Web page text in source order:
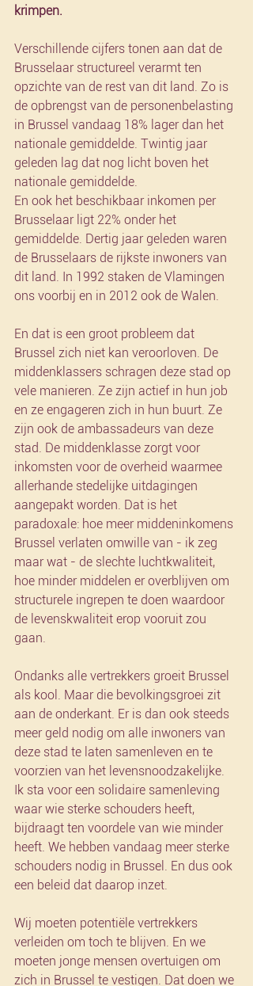
krimpen.
Verschillende cijfers tonen aan dat de
Brusselaar structureel verarmt ten
opzichte van de rest van dit land. Zo is
de opbrengst van de personenbelasting
in Brussel vandaag 18% lager dan het
nationale gemiddelde. Twintig jaar
geleden lag dat nog licht boven het
nationale gemiddelde.
En ook het beschikbaar inkomen per
Brusselaar ligt 22% onder het
gemiddelde. Dertig jaar geleden waren
de Brusselaars de rijkste inwoners van
dit land. In 1992 staken de Vlamingen
ons voorbij en in 2012 ook de Walen.
En dat is een groot probleem dat
Brussel zich niet kan veroorloven. De
middenklassers schragen deze stad op
vele manieren. Ze zijn actief in hun job
en ze engageren zich in hun buurt. Ze
zijn ook de ambassadeurs van deze
stad. De middenklasse zorgt voor
inkomsten voor de overheid waarmee
allerhande stedelijke uitdagingen
aangepakt worden. Dat is het
paradoxale: hoe meer middeninkomens
Brussel verlaten omwille van - ik zeg
maar wat - de slechte luchtkwaliteit,
hoe minder middelen er overblijven om
structurele ingrepen te doen waardoor
de levenskwaliteit erop vooruit zou
gaan.
Ondanks alle vertrekkers groeit Brussel
als kool. Maar die bevolkingsgroei zit
aan de onderkant. Er is dan ook steeds
meer geld nodig om alle inwoners van
deze stad te laten samenleven en te
voorzien van het levensnoodzakelijke.
Ik sta voor een solidaire samenleving
waar wie sterke schouders heeft,
bijdraagt ten voordele van wie minder
heeft. We hebben vandaag meer sterke
schouders nodig in Brussel. En dus ook
een beleid dat daarop inzet.
Wij moeten potentiële vertrekkers
verleiden om toch te blijven. En we
moeten jonge mensen overtuigen om
zich in Brussel te vestigen. Dat doen we